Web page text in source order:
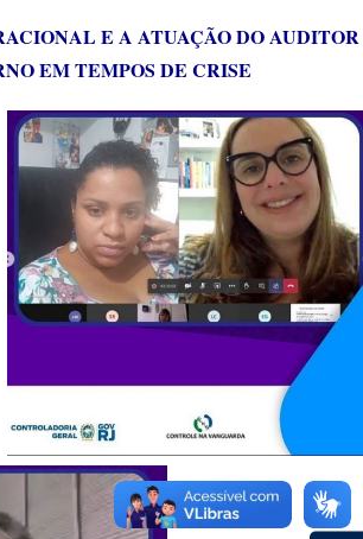
E A ATUAÇÃO DO AUDITOR
EM TEMPOS DE CRISE